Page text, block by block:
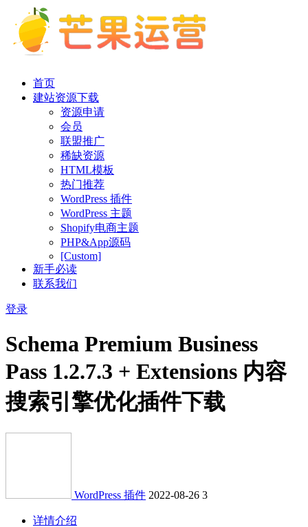
首页
建站资源下载
资源申请
会员
联盟推广
稀缺资源
HTML模板
热门推荐
WordPress 插件
WordPress 主题
Shopify电商主题
PHP&App源码
[Custom]
新手必读
联系我们
登录
Schema Premium Business
Pass 1.2.7.3 + Extensions 内容
搜索引擎优化插件下载
WordPress 插件 2022-08-26 3
详情介绍